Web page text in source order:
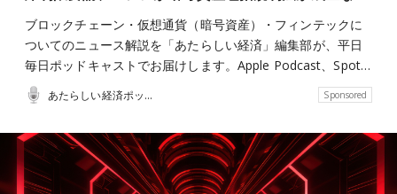
ブロックチェーン・仮想通貨（暗号資産）・フィンテックに
ついてのニュース解説を「あたらしい経済」編集部が、平日
毎日ポッドキャストでお届けします。Apple Podcast、Spot…
あたらしい経済ポッドキャスト Sponsored